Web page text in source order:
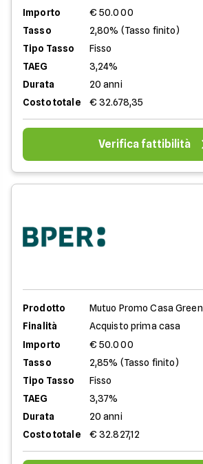
Importo
€ 50.000
Tasso
2,80% (Tasso finito)
Tipo Tasso
Fisso
TAEG
3,24%
Durata
20 anni
Costo totale
€ 32.678,35
Verifica fattibilità
Prodotto
Mutuo Promo Casa Green
Finalità
Acquisto prima casa
Importo
€ 50.000
Tasso
2,85% (Tasso finito)
Tipo Tasso
Fisso
TAEG
3,37%
Durata
20 anni
Costo totale
€ 32.827,12